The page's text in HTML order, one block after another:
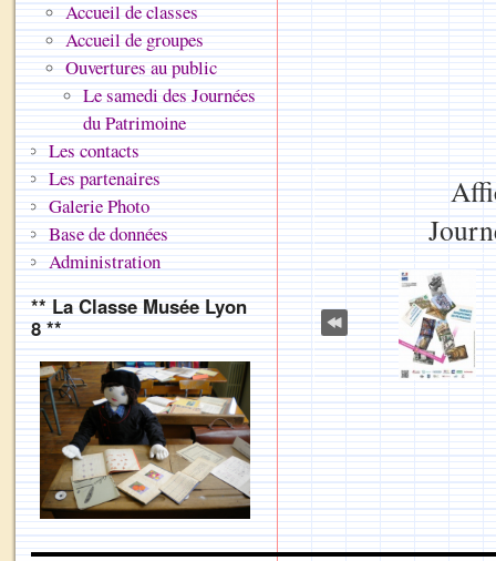
Accueil de classes
Accueil de groupes
Ouvertures au public
Le samedi des Journées
du Patrimoine
Les contacts
Les partenaires
Galerie Photo
Base de données
Administration
** La Classe Musée Lyon
8 **